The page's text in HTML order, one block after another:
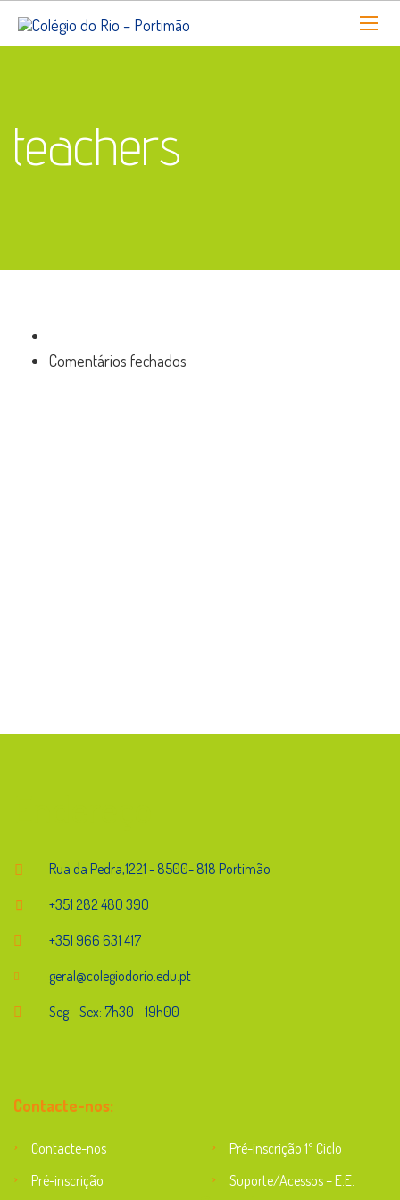
teachers
Comentários fechados
Rua da Pedra,1221 - 8500- 818 Portimão
+351 282 480 390
+351 966 631 417
geral@colegiodorio.edu.pt
Seg - Sex: 7h30 - 19h00
Contacte-nos:
Contacte-nos
Pré-inscrição 1º Ciclo
Pré-inscrição
Suporte/Acessos – E.E.